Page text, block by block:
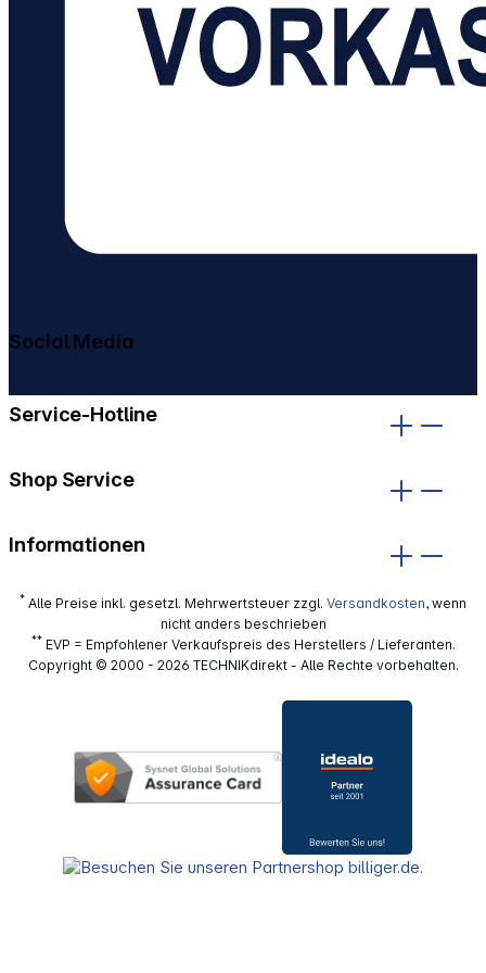
Service-Hotline
Shop Service
Informationen
Social Media
* Alle Preise inkl. gesetzl. Mehrwertsteuer zzgl. Versandkosten, wenn
nicht anders beschrieben
**EVP = Empfohlener Verkaufspreis des Herstellers / Lieferanten.
Copyright © 2000 - 2026 TECHNIKdirekt - Alle Rechte vorbehalten.